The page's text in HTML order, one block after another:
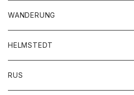
WANDERUNG
HELMSTEDT
RUS